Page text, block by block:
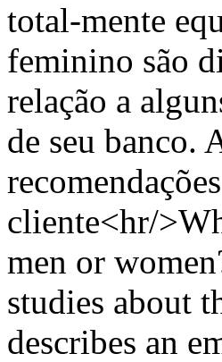
total-mente
feminino são
relação a
de seu banco.
cliente<hr/
men or
studies about
describes an